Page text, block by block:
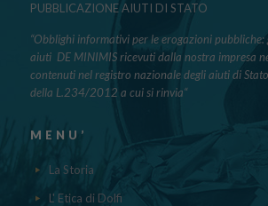
PUBBLICAZIONE AIUTI DI STATO
“Obblighi informativi per le erogazioni pubbliche:
aiuti DE MINIMIS ricevuti dalla nostra impresa
contenuti nel registro nazionale degli aiuti di
della L.234/2012 a cui si rinvia“
MENU’
La Storia
L' Etica di Dolfi